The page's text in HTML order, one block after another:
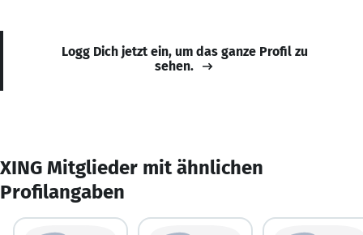
Logg Dich jetzt ein, um das ganze Profil zu
sehen.
XING Mitglieder mit ähnlichen
Profilangaben